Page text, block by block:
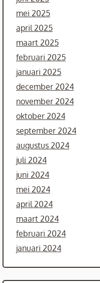
mei 2025
april 2025
maart 2025
februari 2025
januari 2025
december 2024
november 2024
oktober 2024
september 2024
augustus 2024
juli 2024
juni 2024
mei 2024
april 2024
maart 2024
februari 2024
januari 2024